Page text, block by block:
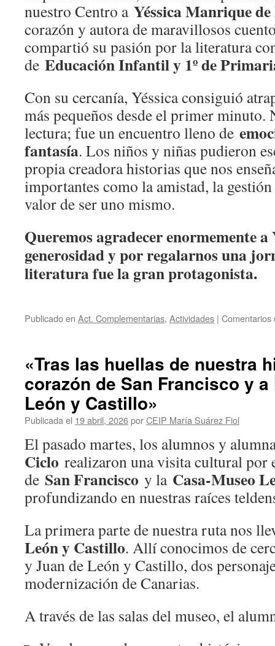
nuestro Centro a Yéssica Manrique
corazón y autora de maravillosos
compartió su pasión por la literatura
de Educación Infantil y 1º de
Con su cercanía, Yéssica consiguió
más pequeños desde el primer minuto.
lectura; fue un encuentro lleno de
fantasía. Los niños y niñas pudieron
propia creadora historias que nos
importantes como la amistad, la
valor de ser uno mismo.
Queremos agradecer enormemente a
generosidad y por regalarnos una
literatura fue la gran protagonista.
Publicado en Act. Complementarias, Actividades | Comentarios
«Tras las huellas de nuestra
corazón de San Francisco y a
León y Castillo»
Publicada el 19 abril, 2026porCEIP María Suárez Fiol
El pasado martes, los alumnos y
Ciclo realizaron una visita cultural por
de San Francisco y la Casa-Museo
profundizando en nuestras raíces
La primera parte de nuestra ruta nos
León y Castillo. Allí conocimos de
y Juan de León y Castillo, dos
modernización de Canarias.
A través de las salas del museo, el